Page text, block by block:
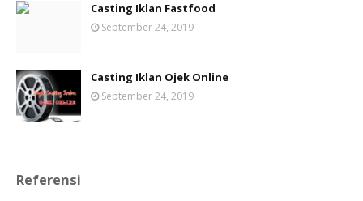
Casting Iklan Fastfood
September 24, 2019
Casting Iklan Ojek Online
September 24, 2019
Referensi